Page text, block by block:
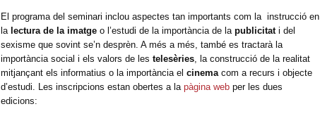
El programa del seminari inclou aspectes tan importants com la instrucció en
la lectura de la imatgeo l’estudi de la importància de lapublicitat i del
sexisme que sovint se’n desprèn. A més a més, també es tractarà la
importància social i els valors de lestelesèries , la construcció de la realitat
mitjançant els informatius o la importància elcinema com a recurs i objecte
d’estudi. Les inscripcions estan obertes a lapàgina web per les dues
edicions: